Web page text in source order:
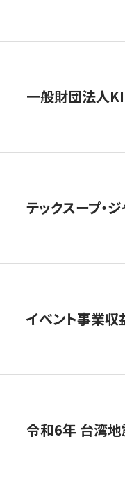
一般財団法人
テックスープ・
イベント事業
令和6年 台湾地